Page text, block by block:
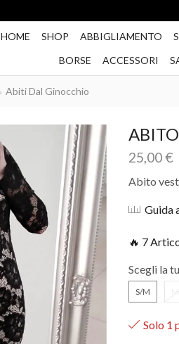
HOME SHOP ABBIGLIAMENTO
BORSE
ACCESSORI
Abiti Dal Ginocchio
25,00€
Abito vest
Guida
🔥 7
Scegli la
S/M
Solo 1